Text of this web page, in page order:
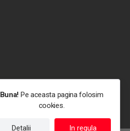
Buna! Pe aceasta pagina folosim
cookies.
Detalii In regula